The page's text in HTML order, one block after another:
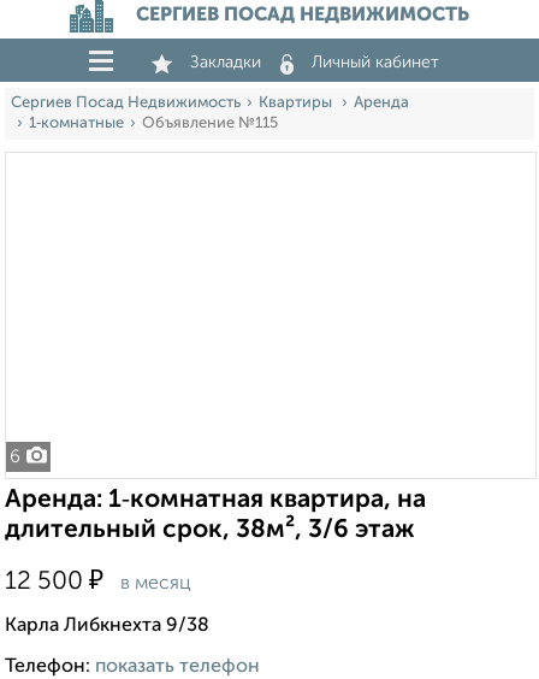
СЕРГИЕВ ПОСАД НЕДВИЖИМОСТЬ
Закладки Личный кабинет
Сергиев Посад Недвижимость Квартиры
Аренда
1‑комнатные
Объявление №115
6
Аренда: 1‑комнатная квартира, на
длительный срок, 38м², 3/6 этаж
12 500 ₽ в месяц
Карла Либкнехта 9/38
Телефон: показать телефон